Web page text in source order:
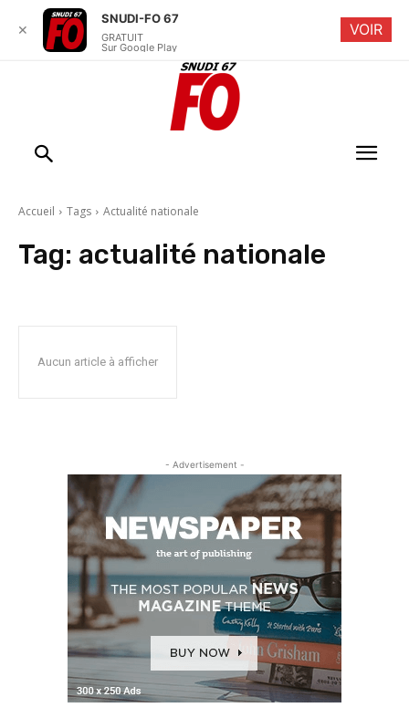
Accueil Tags Actualité nationale
Tag: actualité nationale
Aucun article à afficher
- Advertisement -
✕
SNUDI-FO 67
GRATUIT
Sur Google Play
VOIR